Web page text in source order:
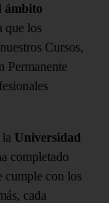
ámbito
que los
Cursos,
Permanente
Universidad
completado
cumple con los
cada